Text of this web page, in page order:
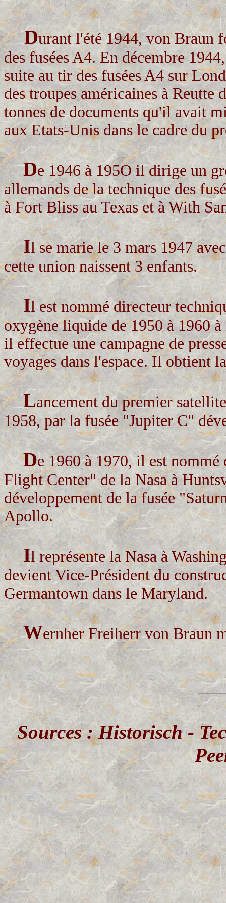
Durant l'été 1944, von Braun
des fusées A4. En décembre
suite au tir des fusées A4 sur
des troupes américaines à
tonnes de documents qu'il avait
aux Etats-Unis dans le cadre du
De 1946 à 195O il dirige un
allemands de la technique des
à Fort Bliss au Texas et à With
Il se marie le 3 mars 1947
cette union naissent 3 enfants.
Il est nommé directeur
oxygène liquide de 1950 à 1960
il effectue une campagne de
voyages dans l'espace. Il obtient
Lancement du premier
1958, par la fusée "Jupiter C"
De 1960 à 1970, il est
Flight Center" de la Nasa à
développement de la fusée
Apollo.
Il représente la Nasa à
devient Vice-Président du
Germantown dans le Maryland.
Wernher Freiherr von Braun
Sources : Historisch -